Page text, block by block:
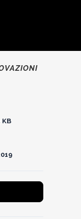
KB